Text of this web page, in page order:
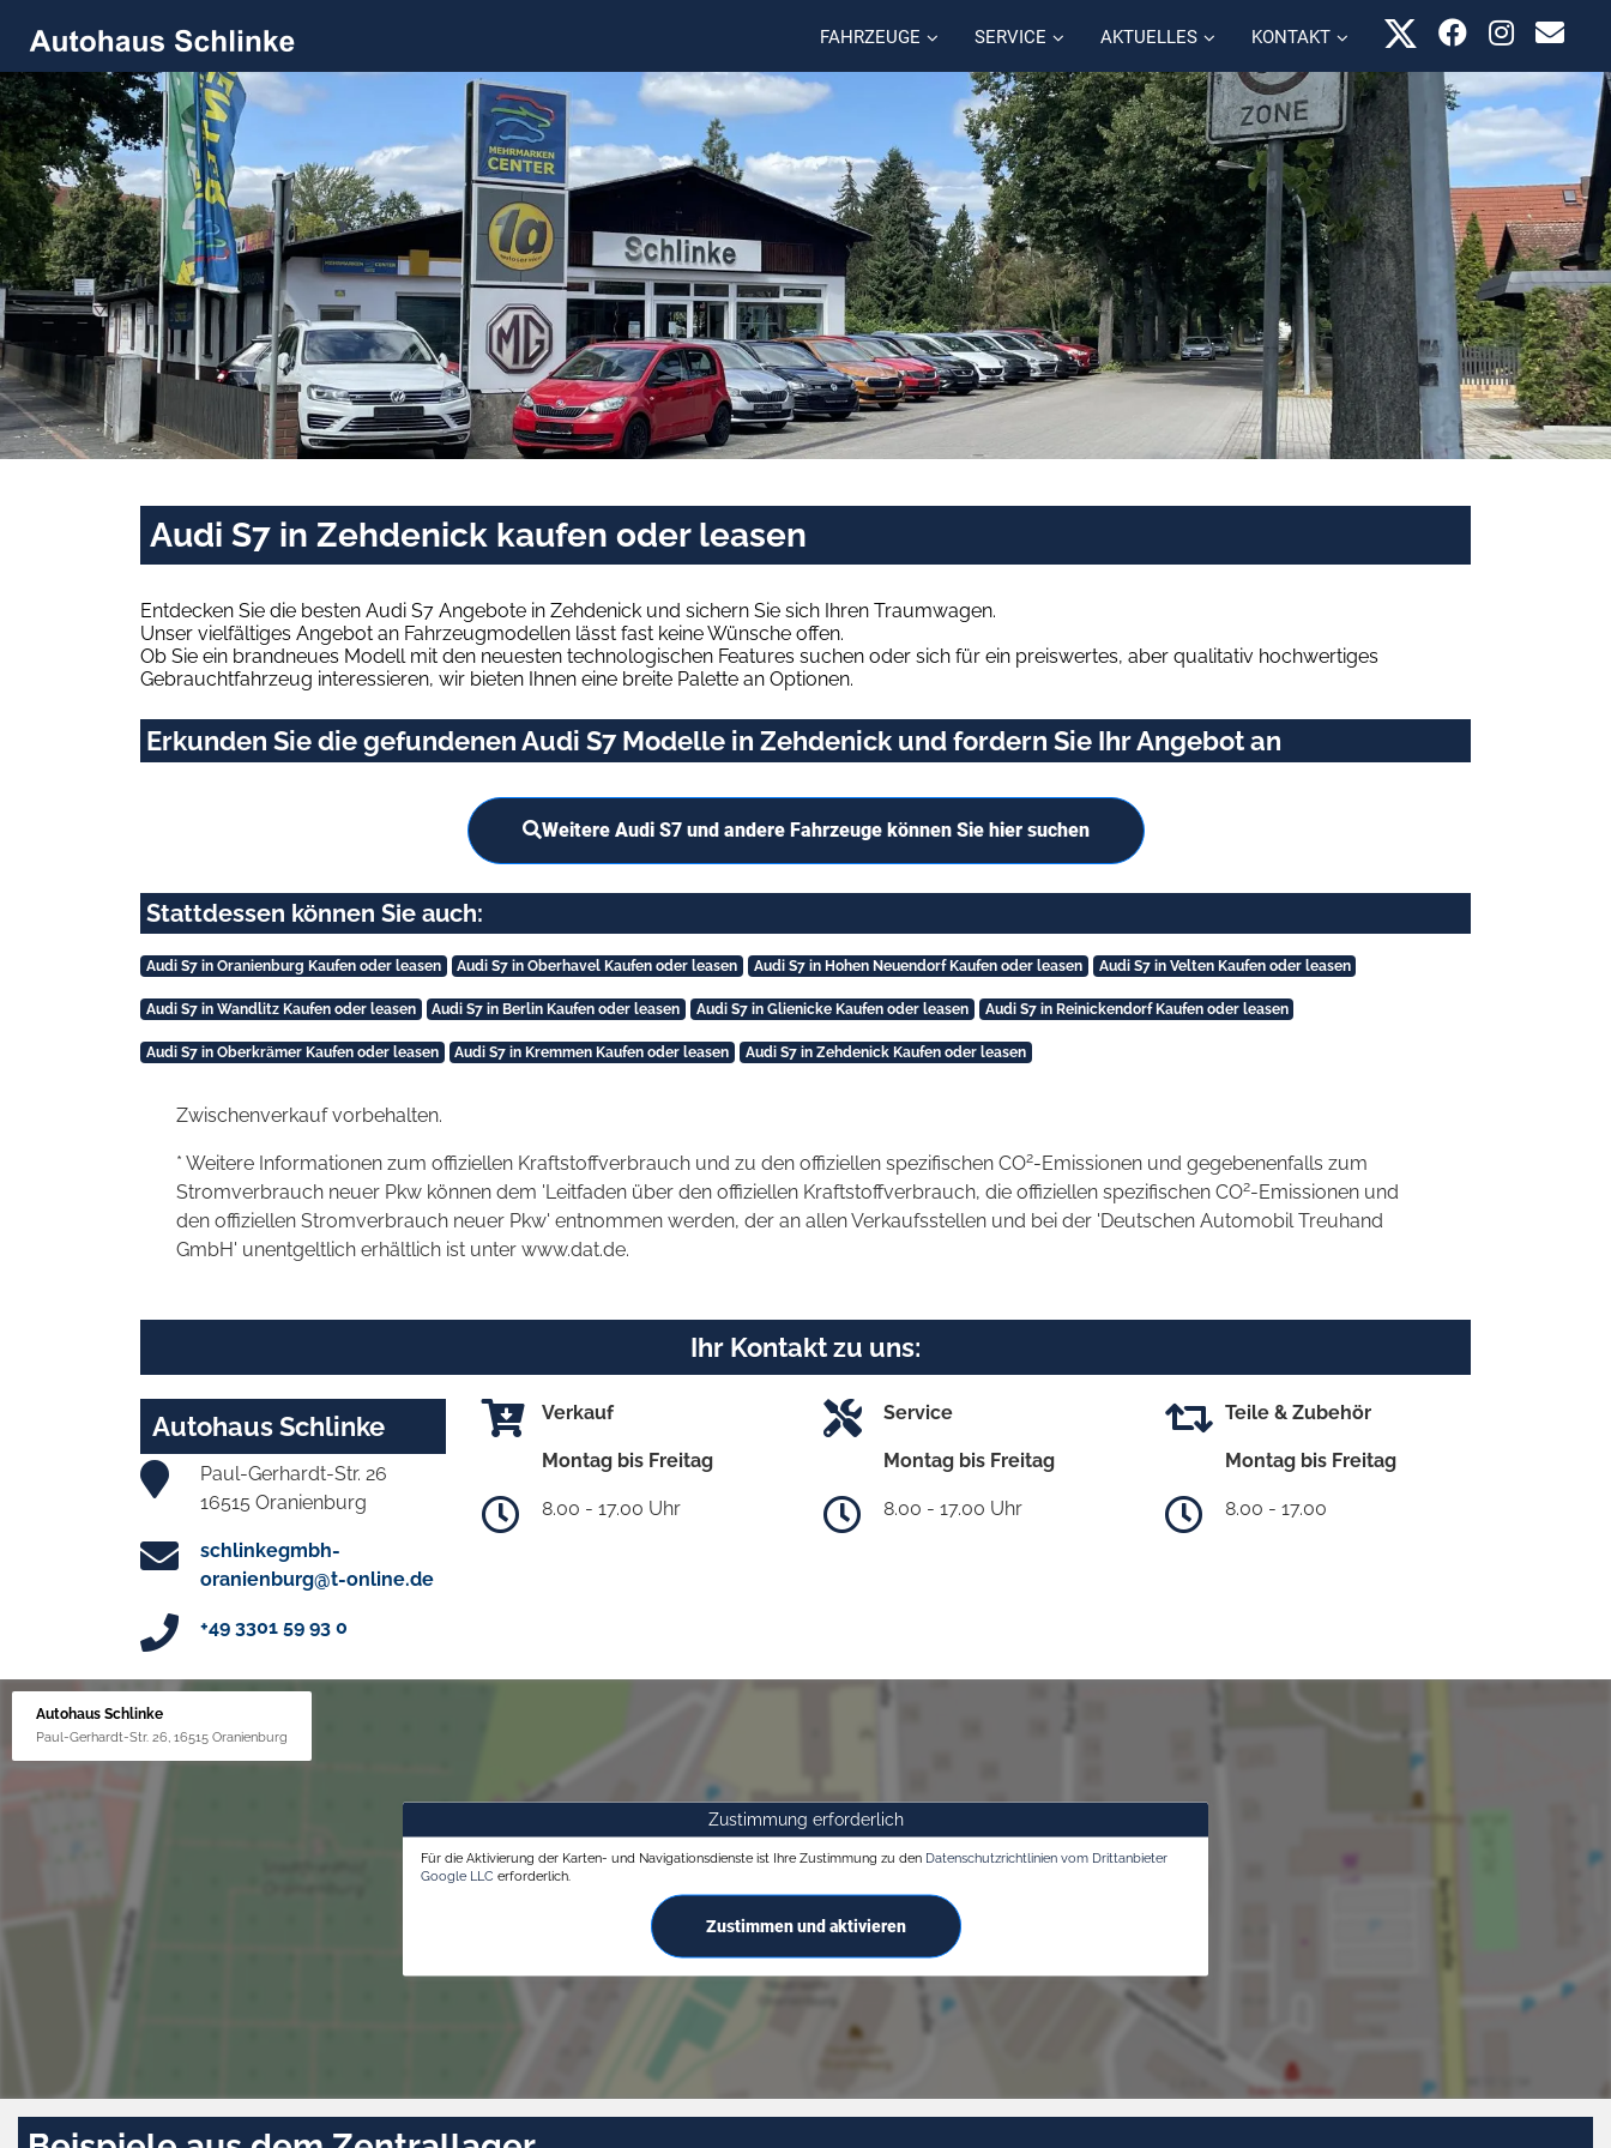
FAHRZEUGE SERVICE AKTUELLES KONTAKT
Audi S7 in Zehdenick kaufen oder leasen
Entdecken Sie die besten Audi S7 Angebote in Zehdenick und sichern Sie sich Ihren Traumwagen.
Unser vielfältiges Angebot an Fahrzeugmodellen lässt fast keine Wünsche offen.
Ob Sie ein brandneues Modell mit den neuesten technologischen Features suchen oder sich für ein preiswertes, aber qualitativ hochwertiges
Gebrauchtfahrzeug interessieren, wir bieten Ihnen eine breite Palette an Optionen.
Erkunden Sie die gefundenen Audi S7 Modelle in Zehdenick und fordern Sie Ihr Angebot an
Weitere Audi S7 und andere Fahrzeuge können Sie hier suchen
Stattdessen können Sie auch:
Audi S7 in Oranienburg Kaufen oder leasen Audi S7 in Oberhavel Kaufen oder leasen Audi S7 in Hohen Neuendorf Kaufen oder leasen Audi S7 in Velten Kaufen oder leasen
Audi S7 in Wandlitz Kaufen oder leasen Audi S7 in Berlin Kaufen oder leasen Audi S7 in Glienicke Kaufen oder leasen Audi S7 in Reinickendorf Kaufen oder leasen
Audi S7 in Oberkrämer Kaufen oder leasen Audi S7 in Kremmen Kaufen oder leasen Audi S7 in Zehdenick Kaufen oder leasen
Zwischenverkauf vorbehalten.
* Weitere Informationen zum offiziellen Kraftstoffverbrauch und zu den offiziellen spezifischen CO2-Emissionen und gegebenenfalls zum
Stromverbrauch neuer Pkw können dem 'Leitfaden über den offiziellen Kraftstoffverbrauch, die offiziellen spezifischen CO2-Emissionen und
den offiziellen Stromverbrauch neuer Pkw' entnommen werden, der an allen Verkaufsstellen und bei der 'Deutschen Automobil Treuhand
GmbH' unentgeltlich erhältlich ist unter www.dat.de.
Ihr Kontakt zu uns:
Autohaus Schlinke
Paul-Gerhardt-Str. 26
16515 Oranienburg
schlinkegmbh-
oranienburg@t-online.de
+49 3301 59 93 0
Verkauf
Montag bis Freitag
8.00 - 17.00 Uhr
Service
Montag bis Freitag
8.00 - 17.00 Uhr
Teile & Zubehör
Montag bis Freitag
8.00 - 17.00
Autohaus Schlinke
Paul-Gerhardt-Str. 26, 16515 Oranienburg
Zustimmung erforderlich
Für die Aktivierung der Karten- und Navigationsdienste ist Ihre Zustimmung zu den Datenschutzrichtlinien vom Drittanbieter
Google LLC erforderlich.
Zustimmen und aktivieren